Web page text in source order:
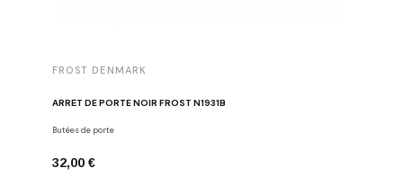
FROST DENMARK
ARRÊT DE PORTE NOIR FROST N1931B
Butées de porte
32,00 €